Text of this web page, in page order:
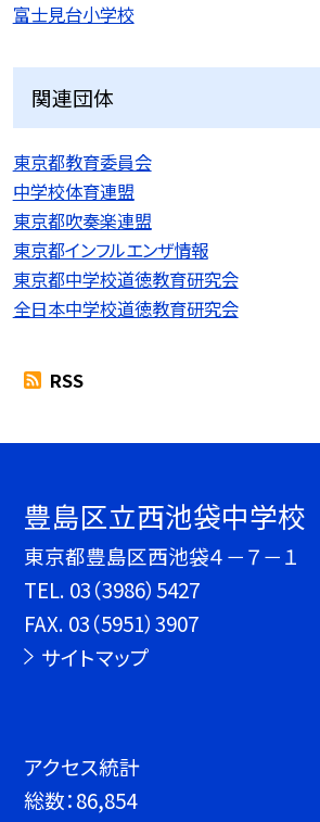
富士見台小学校
関連団体
東京都教育委員会
中学校体育連盟
東京都吹奏楽連盟
東京都インフルエンザ情報
東京都中学校道徳教育研究会
全日本中学校道徳教育研究会
RSS
豊島区立西池袋中学校
東京都豊島区西池袋４－７－１
TEL. 03（3986）5427
FAX. 03（5951）3907
サイトマップ
アクセス統計
総数：86,854